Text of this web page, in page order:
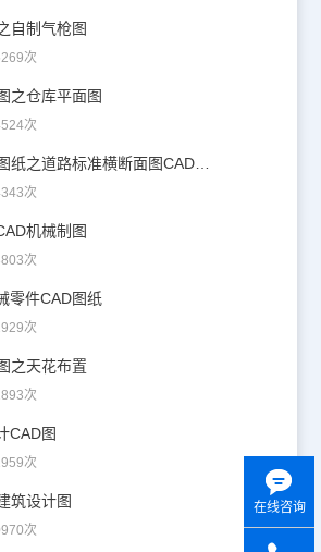
自制气枪图
次
之仓库平面图
次
道路设计CAD图纸之道路标准横断面图CAD图纸
次
机械制图
次
零件CAD图纸
次
之天花布置
次
CAD图
次
筑设计图
次
在线咨询